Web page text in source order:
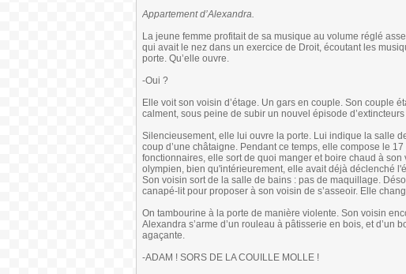
Appartement d’Alexandra.
La jeune femme profitait de sa musique au volume réglé
qui avait le nez dans un exercice de Droit, écoutant les
porte. Qu’elle ouvre.
-Oui ?
Elle voit son voisin d’étage. Un gars en couple. Son couple
calment, sous peine de subir un nouvel épisode
Silencieusement, elle lui ouvre la porte. Lui indique la salle
coup d’une châtaigne. Pendant ce temps, elle compose le
fonctionnaires, elle sort de quoi manger et boire chaud à
olympien, bien qu'intérieurement, elle avait déjà déclenché
Son voisin sort de la salle de bains : pas de maquillage.
canapé-lit pour proposer à son voisin de s’asseoir. Elle
On tambourine à la porte de manière violente. Son voisin
Alexandra s’arme d’un rouleau à pâtisserie en bois, et d’un
agaçante.
-ADAM ! SORS DE LA COUILLE MOLLE !